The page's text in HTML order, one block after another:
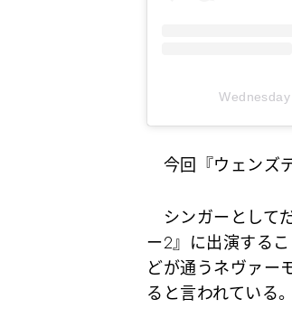
今回『ウェンズ
シンガーとして
ー2』に出演する
どが通うネヴァー
ると言われている。